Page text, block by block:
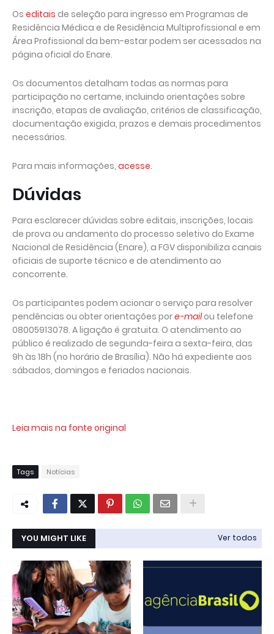
Os editais de seleção para ingresso em Programas de
Residência Médica e de Residência Multiprofissional e em
Área Profissional da bem-estar podem ser acessados na
página oficial do Enare.
Os documentos detalham todas as normas para
participação no certame, incluindo orientações sobre
inscrição, etapas de avaliação, critérios de classificação,
documentação exigida, prazos e demais procedimentos
necessários.
Para mais informações, acesse.
Dúvidas
Para esclarecer dúvidas sobre editais, inscrições, locais
de prova ou andamento do processo seletivo do Exame
Nacional de Residência (Enare), a FGV disponibiliza canais
oficiais de suporte técnico e de atendimento ao
concorrente.
Os participantes podem acionar o serviço para resolver
pendências ou obter orientações pore-mailou telefone
08005913078. A ligação é gratuita. O atendimento ao
público é realizado de segunda-feira a sexta-feira, das
9h às 18h (no horário de Brasília). Não há expediente aos
sábados, domingos e feriados nacionais.
Leia mais na fonte original
Tags Notícias
YOU MIGHT LIKE Ver todos